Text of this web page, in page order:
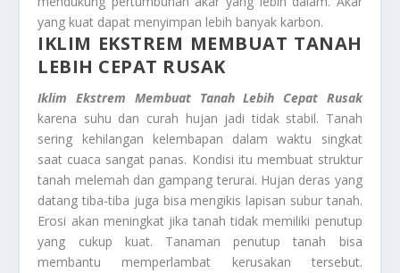
yang kuat dapat menyimpan lebih banyak karbon.
IKLIM EKSTREM MEMBUAT TANAH
LEBIH CEPAT RUSAK
Iklim Ekstrem Membuat Tanah Lebih Cepat Rusak
karena suhu dan curah hujan jadi tidak stabil. Tanah
sering kehilangan kelembapan dalam waktu singkat
saat cuaca sangat panas. Kondisi itu membuat struktur
tanah melemah dan gampang terurai. Hujan deras yang
datang tiba-tiba juga bisa mengikis lapisan subur tanah.
Erosi akan meningkat jika tanah tidak memiliki penutup
yang cukup kuat. Tanaman penutup tanah bisa
membantu memperlambat kerusakan tersebut.